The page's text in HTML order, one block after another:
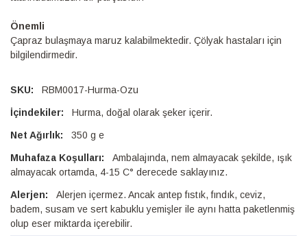
Önemli
Çapraz bulaşmaya maruz kalabilmektedir. Çölyak hastaları için
bilgilendirmedir.
RBM0017-Hurma-Ozu
Hurma, doğal olarak şeker içerir.
350 g e
Ambalajında, nem almayacak şekilde, ışık
almayacak ortamda, 4-15 C° derecede saklayınız.
Alerjen içermez. Ancak antep fıstık, fındık, ceviz,
badem, susam ve sert kabuklu yemişler ile aynı hatta paketlenmiş
olup eser miktarda içerebilir.